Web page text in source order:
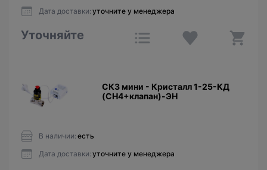
Дата доставки: уточните у менеджера
Уточняйте
СКЗ мини - Кристалл 1-25-КД
(CH4+клапан)-ЭН
В наличии: есть
Дата доставки: уточните у менеджера